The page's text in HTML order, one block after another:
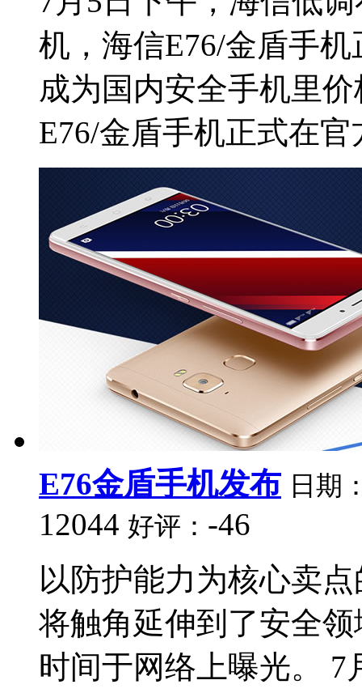
机，海信E76/金盾手
成为国内安全手机里
E76/金盾手机正式在官
E76金盾手机发布 日期
12044 好评： -46
以防护能力为核心卖
将触角延伸到了安全
时间于网络上曝光。